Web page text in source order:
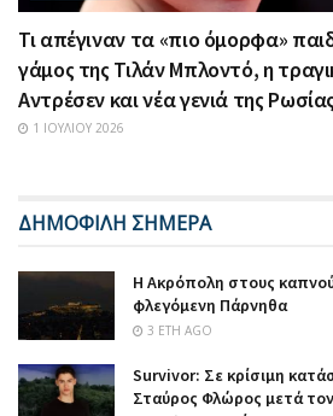
Τι απέγιναν τα «πιο όμορφα»
γάμος της Τιλάν Μπλοντό, η
Αντρέσεν και νέα γενιά της Ρωσίας
1 ΙΟΥΛΊΟΥ 2026
ΔΗΜΟΦΙΛΗ ΣΗΜΕΡΑ
Η Ακρόπολη στους
φλεγόμενη Πάρνηθα
3 ΈΤΗ AGO
Survivor: Σε κρίσιμη
Σταύρος Φλώρος μετά